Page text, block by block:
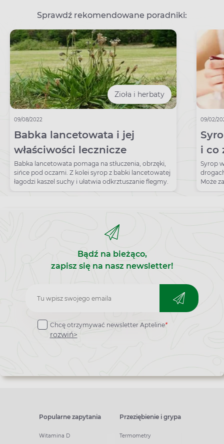
Sprawdź rekomendowane poradniki:
Zioła i herbaty
09/08/2022
Babka lancetowata i jej
właściwości lecznicze
Babka lancetowata pomaga na stłuczenia, obrzęki,
sińce pod oczami. Z kolei syrop z babki lancetowatej
łagodzi kaszel suchy i ułatwia odkrztuszanie flegmy.
09/02/
i co
pić
Syrop
Może
Bądź na bieżąco,
zapisz się na nasz newsletter!
Zapisz
do
newslettera
Chcę otrzymywać newsletter Apteline*
rozwiń>
Popularne zapytania
Witamina D
Przeziębienie i grypa
Termometry